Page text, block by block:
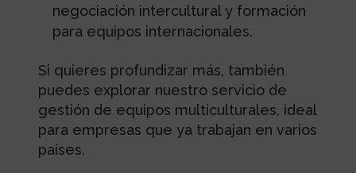
negociación intercultural y formación
para equipos internacionales.
Si quieres profundizar más, también
puedes explorar nuestro servicio de
gestión de equipos multiculturales, ideal
para empresas que ya trabajan en varios
países.